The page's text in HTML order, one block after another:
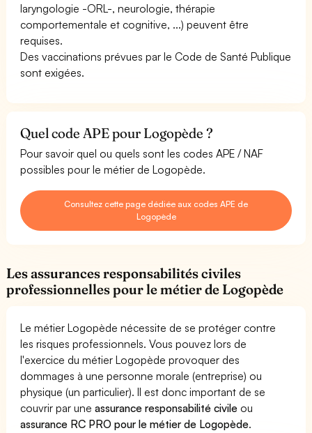
laryngologie -ORL-, neurologie, thérapie
comportementale et cognitive, ...) peuvent être
requises.
Des vaccinations prévues par le Code de Santé Publique
sont exigées.
Quel code APE pour Logopède ?
Pour savoir quel ou quels sont les codes APE / NAF
possibles pour le métier de Logopède.
Consultez cette page dédiée aux codes APE de
Logopède
Les assurances responsabilités civiles
professionnelles pour le métier de Logopède
Le métier Logopède nécessite de se protéger contre
les risques professionnels. Vous pouvez lors de
l'exercice du métier Logopède provoquer des
dommages à une personne morale (entreprise) ou
physique (un particulier). Il est donc important de se
couvrir par uneassurance responsabilité civile ou
assurance RC PRO pour le métier de Logopède.